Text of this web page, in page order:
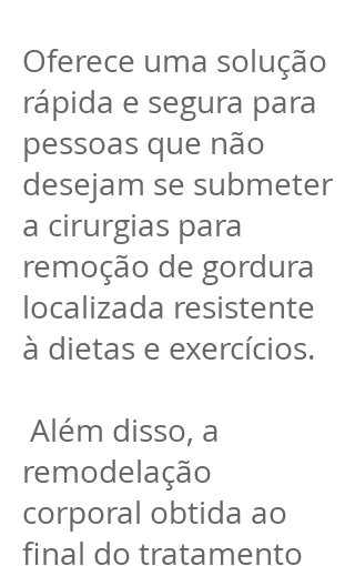
Oferece uma solução
rápida e segura para
pessoas que não
desejam se submeter
a cirurgias para
remoção de gordura
localizada resistente
à dietas e exercícios.
Além disso, a
remodelação
corporal obtida ao
final do tratamento